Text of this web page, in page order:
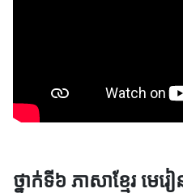
ថ្នាក់ទី៦ ភាសាខ្មែរ ម